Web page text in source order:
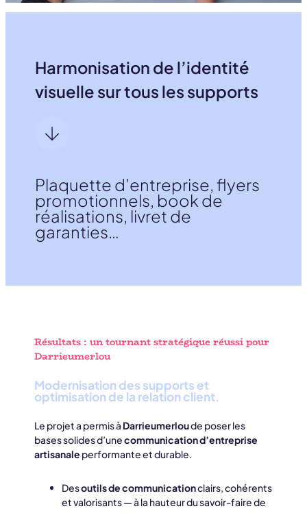
Harmonisation de l’identité
visuelle sur tous les supports
Plaquette d’entreprise, flyers
promotionnels, book de
réalisations, livret de
garanties…
Résultats : un tournant stratégique réussi pour
Darrieumerlou
Modernisation des supports et
optimisation de la relation client.
Le projet a permis à Darrieumerloude poser les
bases solides d’unecommunication d’entreprise
artisanale performante et durable.
Desoutils de communicationclairs, cohérents
et valorisants — à la hauteur du savoir-faire de